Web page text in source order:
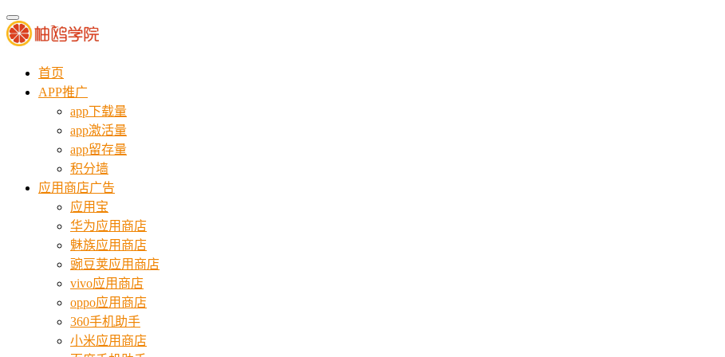
首页
APP推广
app下载量
app激活量
app留存量
积分墙
应用商店广告
应用宝
华为应用商店
魅族应用商店
豌豆荚应用商店
vivo应用商店
oppo应用商店
360手机助手
小米应用商店